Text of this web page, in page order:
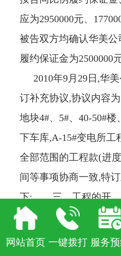
应为2950000元、
被告双方均确认华美
履约保证金为2500000元
2010年9月29日,华
订补充协议,协议内容
地块4#、5#、40-50#楼
下车库,A-15#变电所工
全部范围的工程款(进
间等事项协商一致,特
下:……三、工程的开、
个单体工程的实际开
以现场具备开工条件(
网站首页 一键拨打 服务